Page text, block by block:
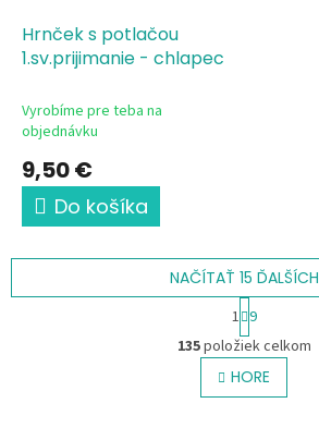
Hrnček s potlačou
1.sv.prijimanie - chlapec
Vyrobíme pre teba na
objednávku
9,50 €
Do košíka
O
v
l
á
NAČÍTAŤ 15 ĎALŠÍCH
S
t
r
á
n
k
1 9
135položiek celkom
HORE